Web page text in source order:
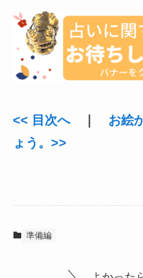
<< 目次へ｜ お絵
ょう。>>
準備編